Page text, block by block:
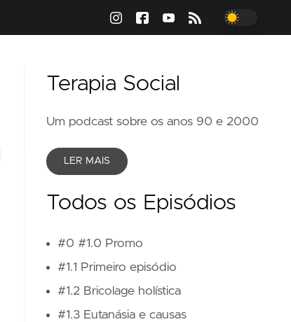
Terapia Social
Um podcast sobre os anos 90 e 2000
LER MAIS
Todos os Episódios
#0 #1.0 Promo
#1.1 Primeiro episódio
#1.2 Bricolage holística
#1.3 Eutanásia e causas